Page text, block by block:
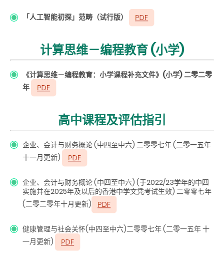
「人工智能初探」范畴（试行版）
计算思维－编程教育 (小学)
《计算思维－编程教育：小学课程补充文件》(小学) 二零二零
年
高中课程及评估指引
企业、会计与财务概论 (中四至中六) 二零零七年 (二零一五年
十一月更新)
企业、会计与财务概论 (中四至中六) (于2022/23学年的中四
实施并在2025年及以后的香港中学文凭考试生效) 二零零七年
(二零二零年十月更新)
健康管理与社会关怀(中四至中六)二零零七年 (二零一五年 十
一月更新)